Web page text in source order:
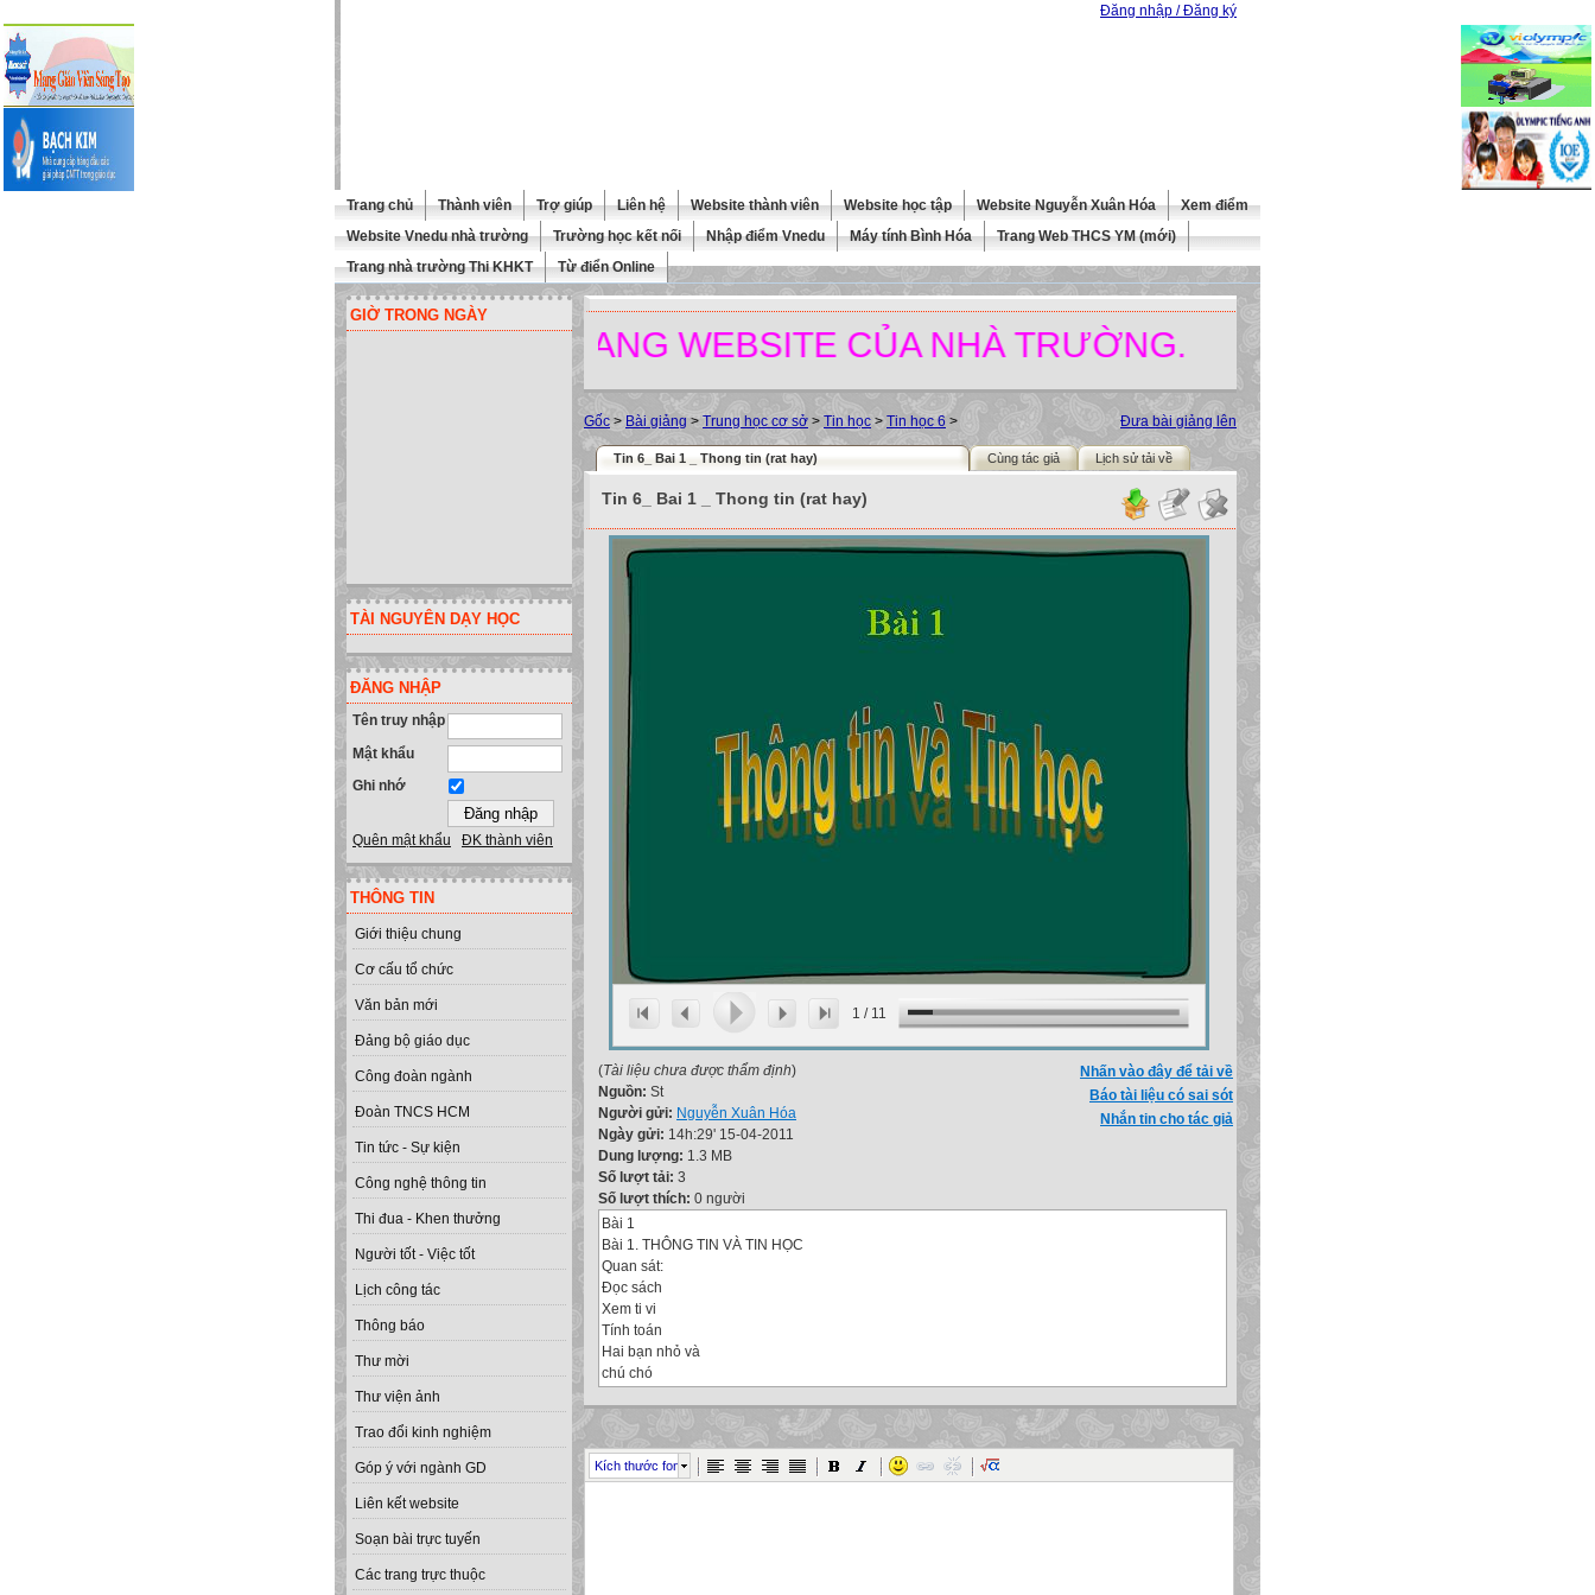
Đăng nhập / Đăng ký
Trang chủ Thành viên Trợ giúp Liên hệ Website thành viên Website học tập Website Nguyễn Xuân Hóa
Xem điểm
Website Vnedu nhà trường
Trường học kết nối Nhập điểm Vnedu Máy tính Bình Hóa
Trang Web THCS YM (mới)
Trang nhà trường Thi KHKT
Từ điển Online
GIỜ TRONG NGÀY
TÀI NGUYÊN DẠY HỌC
ĐĂNG NHẬP
Tên truy nhập
Mật khẩu
Ghi nhớ
Quên mật khẩu ĐK thành viên
THÔNG TIN
Giới thiệu chung
Cơ cấu tổ chức
Văn bản mới
Đảng bộ giáo dục
Công đoàn ngành
Đoàn TNCS HCM
Tin tức - Sự kiện
Công nghệ thông tin
Thi đua - Khen thưởng
Người tốt - Việc tốt
Lịch công tác
Thông báo
Thư mời
Thư viện ảnh
Trao đổi kinh nghiệm
Góp ý với ngành GD
Liên kết website
Soạn bài trực tuyến
Các trang trực thuộc
THẦY CÔ GHÉ THĂM TRANG WEBSITE CỦA NHÀ TRƯỜNG.
Đưa bài giảng lên
Gốc > Bài giảng > Trung học cơ sở > Tin học > Tin học 6 >
Tin 6_ Bai 1 _ Thong tin (rat hay) Cùng tác giả Lịch sử tải về
Tin 6_ Bai 1 _ Thong tin (rat hay)
1 / 11
Nhấn vào đây để tải về
Báo tài liệu có sai sót
Nhắn tin cho tác giả
(Tài liệu chưa được thẩm định)
Nguồn: St
Người gửi: Nguyễn Xuân Hóa
Ngày gửi: 14h:29' 15-04-2011
Dung lượng: 1.3 MB
Số lượt tải: 3
Số lượt thích: 0 người
Bài 1
Bài 1. THÔNG TIN VÀ TIN HỌC
Quan sát:
Đọc sách
Xem ti vi
Tính toán
Hai bạn nhỏ và
chú chó
Họ
đang làm gì?
Kích thước font